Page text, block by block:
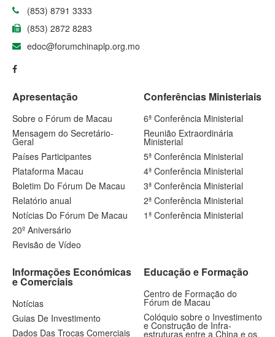
(853) 8791 3333
(853) 2872 8283
edoc@forumchinaplp.org.mo
Apresentação
Sobre o Fórum de Macau
Mensagem do Secretário-
Geral
Países Participantes
Plataforma Macau
Boletim Do Fórum De Macau
Relatório anual
Notícias Do Fórum De Macau
20º Aniversário
Revisão de Vídeo
Conferências Ministeriais
6ª Conferência Ministerial
Reunião Extraordinária
Ministerial
5ª Conferência Ministerial
4ª Conferência Ministerial
3ª Conferência Ministerial
2ª Conferência Ministerial
1ª Conferência Ministerial
Informações Económicas
e Comerciais
Notícias
Guias De Investimento
Dados Das Trocas Comerciais
Educação e Formação
Centro de Formação do
Fórum de Macau
Colóquio sobre o Investimento
e Construção de Infra-
estruturas entre a China e os